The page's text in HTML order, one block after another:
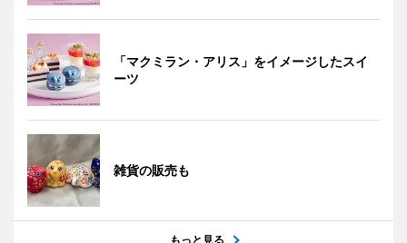
「マクミラン・アリス」をイメージしたスイ
ーツ
雑貨の販売も
もっと見る